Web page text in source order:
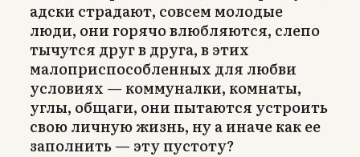
адски страдают, совсем молодые
люди, они горячо влюбляются, слепо
тычутся друг в друга, в этих
малоприспособленных для любви
условиях — коммуналки, комнаты,
углы, общаги, они пытаются устроить
свою личную жизнь, ну а иначе как ее
заполнить — эту пустоту?